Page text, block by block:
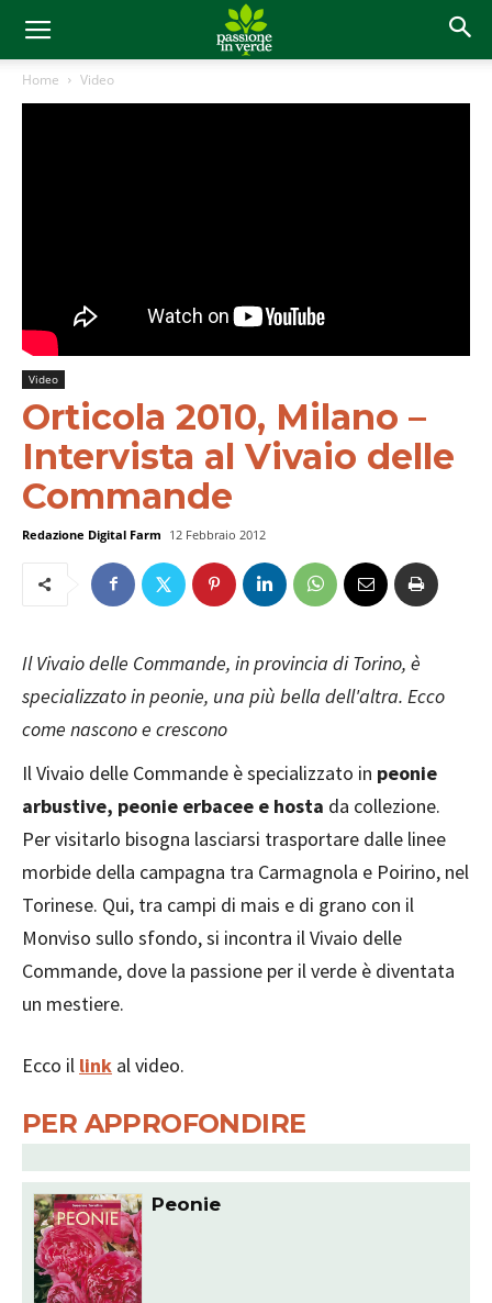
Home Video
Video
Orticola 2010, Milano –
Intervista al Vivaio delle
Commande
Redazione Digital Farm 12 Febbraio 2012
Il Vivaio delle Commande, in provincia di Torino, è
specializzato in peonie, una più bella dell'altra. Ecco
come nascono e crescono
Il Vivaio delle Commande è specializzato in peonie
arbustive, peonie erbacee e hosta da collezione.
Per visitarlo bisogna lasciarsi trasportare dalle linee
morbide della campagna tra Carmagnola e Poirino, nel
Torinese. Qui, tra campi di mais e di grano con il
Monviso sullo sfondo, si incontra il Vivaio delle
Commande, dove la passione per il verde è diventata
un mestiere.
Ecco il link al video.
PER APPROFONDIRE
Peonie